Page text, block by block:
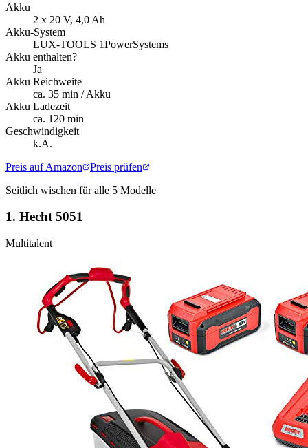
Akku
2 x 20 V, 4,0 Ah
Akku-System
LUX-TOOLS 1PowerSystems
Akku enthalten?
Ja
Akku Reichweite
ca. 35 min / Akku
Akku Ladezeit
ca. 120 min
Geschwindigkeit
k.A.
Preis auf Amazon
Preis prüfen
Seitlich wischen für alle 5 Modelle
1. Hecht 5051
Multitalent